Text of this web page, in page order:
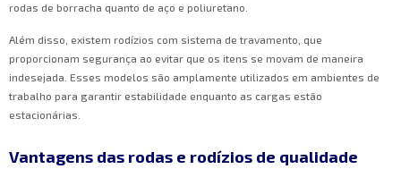
rodas de borracha quanto de aço e poliuretano.
Além disso, existem rodízios com sistema de travamento, que
proporcionam segurança ao evitar que os itens se movam de maneira
indesejada. Esses modelos são amplamente utilizados em ambientes de
trabalho para garantir estabilidade enquanto as cargas estão
estacionárias.
Vantagens das rodas e rodízios de qualidade